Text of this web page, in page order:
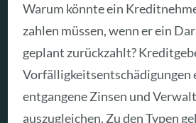
Warum könnte ein
zahlen müssen, wenn er ein
geplant zurückzahlt?
Vorfälligkeitsentschädigungen
entgangene Zinsen und
auszugleichen. Zu den Typen